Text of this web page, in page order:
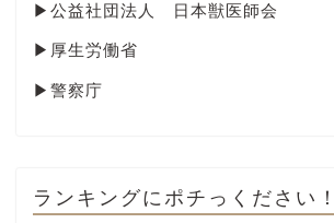
▶ 公益社団法人 日本獣医師会
▶ 厚生労働省
▶ 警察庁
ランキングにポチっください！